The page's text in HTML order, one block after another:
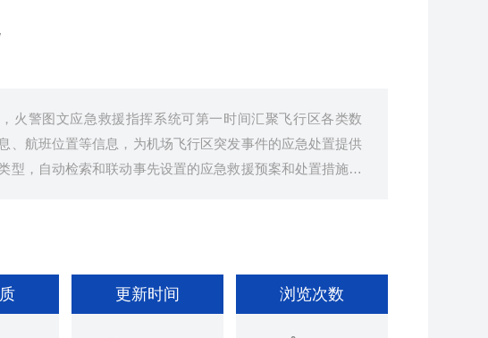
火警图文应急救援指挥系统可第一时间汇聚飞行区各类数
、航班位置等信息，为机场飞行区突发事件的应急处置提供
型，自动检索和联动事先设置的应急救援预案和处置措施。
更新时间 浏览次数